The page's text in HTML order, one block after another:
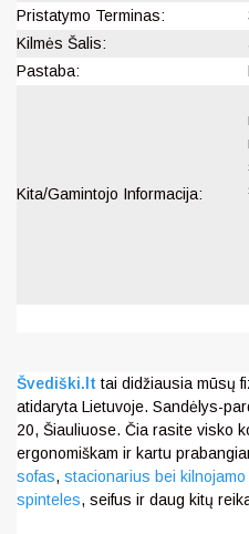
Pristatymo Terminas:
Kilmės Šalis:
Pastaba:
Kita/Gamintojo Informacija:
Švediški.lt tai didžiausia mūsų
atidaryta Lietuvoje. Sandėlys-
20, Šiauliuose. Čia rasite visko
ergonomiškam ir kartu
sofas, stacionarius bei
spinteles, seifus ir daug kitų